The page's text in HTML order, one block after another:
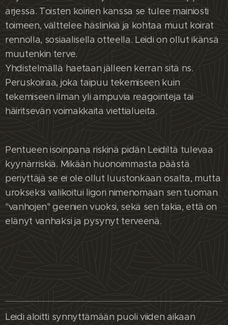
arjessa. Toisten koirien kanssa se tulee mainiosti
toimeen, välttelee häslinkiä ja kohtaa muut koirat
rennolla, sosiaalisella otteella. Leidi on ollut ikänsä
muutenkin terve.
Yhdistelmällä haetaan jälleen kerran sitä ns.
Peruskoiraa, joka taipuu tekemiseen kuin
tekemiseen ilman yli ampuvia reagointeja tai
häiritsevän voimakkaita viettialueita.
Pentueen isoinpana riskinä pidän Leidiltä tulevaa
kyynärriskiä. Mikään huonoimmasta päästä
periyttäjä se ei ole ollut luustonkaan osalta, mutta
urokseksi valikoitui Iigori nimenomaan sen tuoman
"vanhojen" geenien vuoksi, sekä sen takia, että on
elänyt vanhaksi ja pysynyt terveenä.
Leidi aloitti synnyttämään puoli viiden aikaan